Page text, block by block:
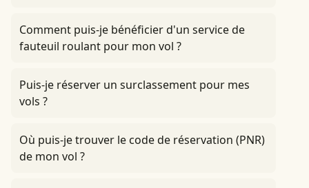
Comment puis-je bénéficier d'un service de
fauteuil roulant pour mon vol ?
Puis-je réserver un surclassement pour mes
vols ?
Où puis-je trouver le code de réservation (PNR)
de mon vol ?